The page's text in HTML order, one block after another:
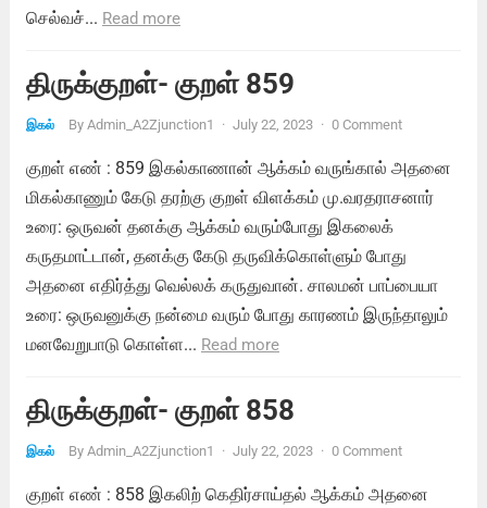
செல்வச்... Read more
திருக்குறள்- குறள் 859
இகல் By Admin_A2Zjunction1 · July 22, 2023 · 0 Comment
குறள் எண் : 859 இகல்காணான் ஆக்கம் வருங்கால் அதனை
மிகல்காணும் கேடு தரற்கு குறள் விளக்கம் மு.வரதராசனார்
உரை: ஒருவன் தனக்கு ஆக்கம் வரும்போது இகலைக்
கருதமாட்டான், தனக்கு கேடு தருவிக்கொள்ளும் போது
அதனை எதிர்த்து வெல்லக் கருதுவான். சாலமன் பாப்பையா
உரை: ஒருவனுக்கு நன்மை வரும் போது காரணம் இருந்தாலும்
மனவேறுபாடு கொள்ள... Read more
திருக்குறள்- குறள் 858
இகல் By Admin_A2Zjunction1 · July 22, 2023 · 0 Comment
குறள் எண் : 858 இகலிற் கெதிர்சாய்தல் ஆக்கம் அதனை